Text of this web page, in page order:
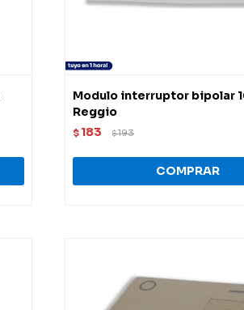
Modulo interruptor bipolar
Reggio
$ 183 $193